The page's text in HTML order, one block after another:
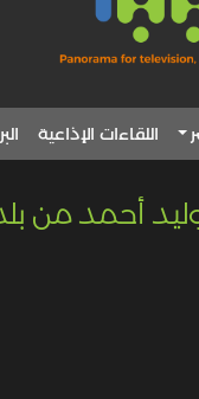
اللقاءات الإذاعية
وليد أحمد